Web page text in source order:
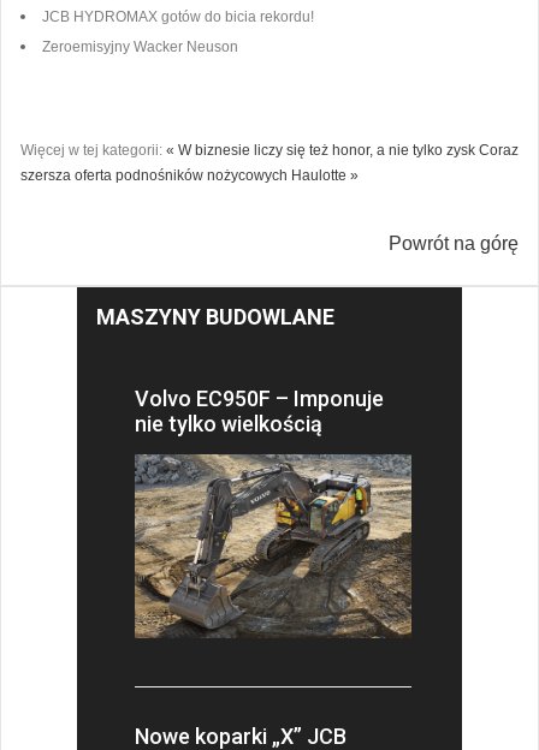
JCB HYDROMAX gotów do bicia rekordu!
Zeroemisyjny Wacker Neuson
Więcej w tej kategorii: « W biznesie liczy się też honor, a nie tylko zysk Coraz
szersza oferta podnośników nożycowych Haulotte »
Powrót na górę
MASZYNY BUDOWLANE
Volvo EC950F – Imponuje
nie tylko wielkością
Nowe koparki „X” JCB